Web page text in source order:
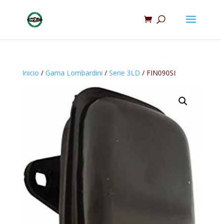
Inicio / Gama Lombardini / Serie 3LD / FIN090SI